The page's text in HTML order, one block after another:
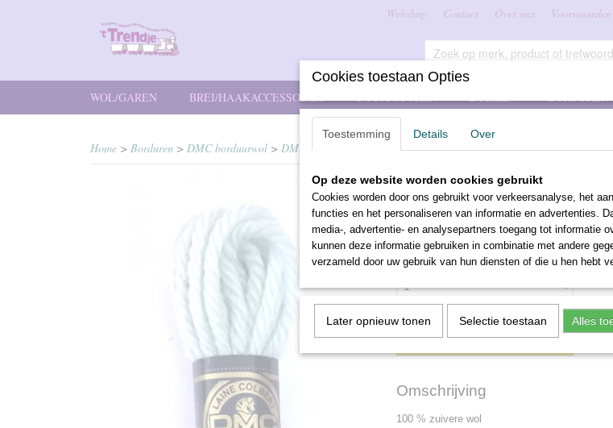
Webshop Contact Over ons Voorwaarden
WOL/GAREN BREI/HAAKACCESSOIRES FOURNITUREN BOEKEN BORDUREN
Home > Borduren > DMC borduurwol > DMC borduurwol 7587
DMC borduurwol
€ 2,10 (inclusief btw 21%)
Aantal
IN WINKELWAGEN
Omschrijving
100 % zuivere wol
Cookies toestaan Opties
Toestemming Details Over
Op deze website worden cookies gebruikt
Cookies worden door ons gebruikt voor verkeersanalyse, het
functies en het personaliseren van informatie en advertenties.
media-, advertentie- en analysepartners toegang tot informatie
kunnen deze informatie gebruiken in combinatie met andere
verzameld door uw gebruik van hun diensten of die u hen hebt
Later opnieuw tonen Selectie toestaan Alles